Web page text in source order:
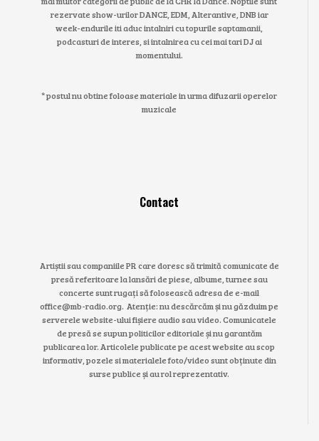
rezervate show-urilor DANCE, EDM, Alterantive, DNB iar
week-endurile iti aduc intalniri cu topurile saptamanii,
podcasturi de interes, si intalnirea cu cei mai tari DJ ai
momentului.
* postul nu obtine foloase materiale in urma difuzarii operelor
muzicale
Contact
Artiștii sau companiile PR care doresc să trimită comunicate de
presă referitoare la lansări de piese, albume, turnee sau
concerte sunt rugați să folosească adresa de e-mail
office@mb-radio.org. Atenție: nu descărcăm și nu găzduim pe
serverele website-ului fișiere audio sau video. Comunicatele
de presă se supun politicilor editoriale și nu garantăm
publicarea lor. Articolele publicate pe acest website au scop
informativ, pozele si materialele foto/video sunt obținute din
surse publice și au rol reprezentativ.